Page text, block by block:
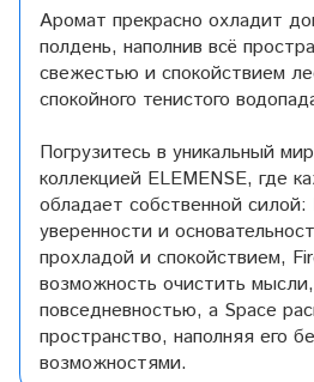
Аромат прекрасно охладит
полдень, наполнив всё
свежестью и спокойствием
спокойного тенистого
Погрузитесь в уникальный
коллекцией ELEMENSE, где
обладает собственной
уверенности и
прохладой и спокойствием,
возможность очистить
повседневностью, а Space
пространство, наполняя его
возможностями.